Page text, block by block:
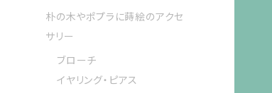
朴の木やポプラに蒔絵のアクセ
サリー
ブローチ
イヤリング・ピアス